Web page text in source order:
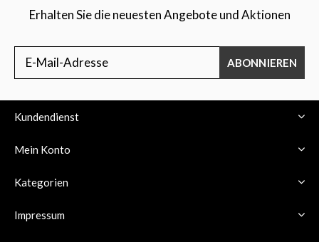
Erhalten Sie die neuesten Angebote und Aktionen
ABONNIEREN
Kundendienst
Mein Konto
Kategorien
Impressum